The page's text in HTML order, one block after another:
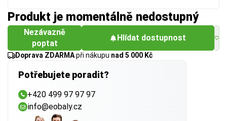
Produkt je momentálně nedostupný
Nezávazně
poptat
Hlídat dostupnost
Doprava ZDARMApři nákupu nad 5 000 Kč
Potřebujete poradit?
+420 499 97 97 97
info@eobaly.cz